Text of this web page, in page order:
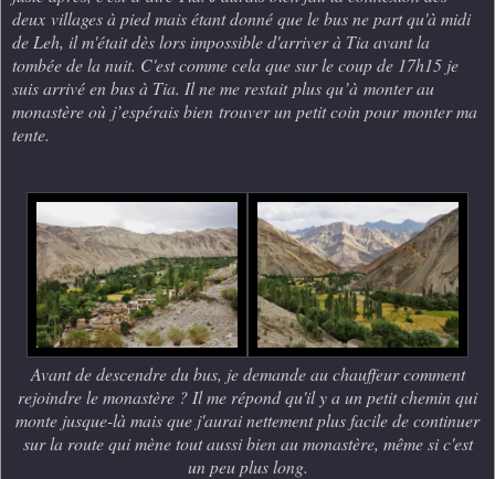
deux villages à pied mais étant donné que le bus ne part qu'à midi
de Leh, il m'était dès lors impossible d'arriver à Tia avant la
tombée de la nuit. C'est comme cela que sur le coup de 17h15 je
suis arrivé en bus à Tia. Il ne me restait plus qu’à monter au
monastère où j’espérais bien trouver un petit coin pour monter ma
tente.
Avant de descendre du bus, je demande au chauffeur comment
rejoindre le monastère ? Il me répond qu'il y a un petit chemin qui
monte jusque-là mais que j'aurai nettement plus facile de continuer
sur la route qui mène tout aussi bien au monastère, même si c'est
un peu plus long.